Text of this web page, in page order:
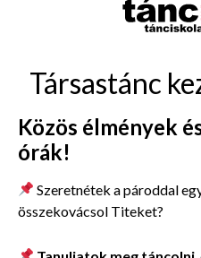
Társastánc
Közös élmények
órák!
Szeretnétek a pároddal
összekovácsol Titeket?